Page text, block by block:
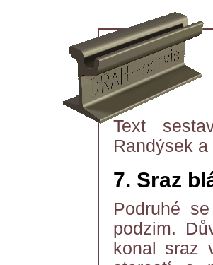
Text
Randýsek
7. Sraz
Podruhé
podzim.
konal sraz